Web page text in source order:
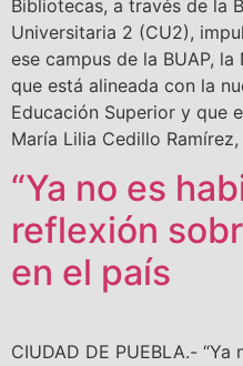
Bibliotecas, a través de la
Universitaria 2 (CU2),
ese campus de la BUAP,
que está alineada con la
Educación Superior y que
María Lilia Cedillo
“Ya no es
reflexión
en el país
CIUDAD DE PUEBLA.-